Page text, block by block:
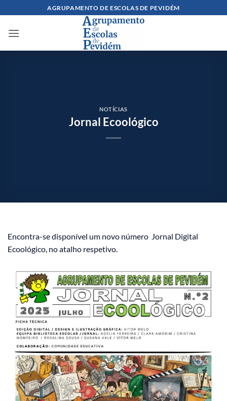
content
AGRUPAMENTO DE ESCOLAS DE PEVIDÉM
NOTÍCIAS
Jornal Ecoológico
Encontra-se disponível um novo número Jornal Digital
Ecoológico, no atalho respetivo.